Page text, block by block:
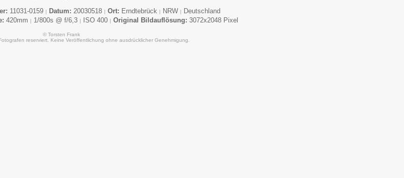
11031-0159 | Datum: 20030518 | Ort: Erndtebrück | NRW |
Deutschland
420mm | 1/800s @ f/6,3 | ISO 400 | Original Bildauflösung: 3072x2048 Pixel
© Torsten Frank
reserviert. Keine Veröffentlichung ohne ausdrücklicher Genehmigung.